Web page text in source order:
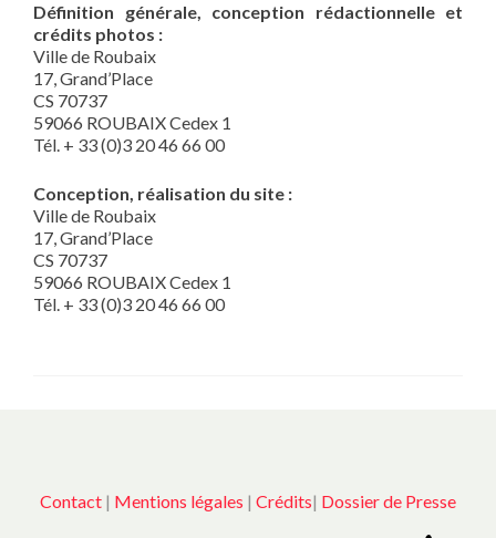
Définition générale, conception rédactionnelle et
crédits photos :
Ville de Roubaix
17, Grand’Place
CS 70737
59066 ROUBAIX Cedex 1
Tél. + 33 (0)3 20 46 66 00
Conception, réalisation du site :
Ville de Roubaix
17, Grand’Place
CS 70737
59066 ROUBAIX Cedex 1
Tél. + 33 (0)3 20 46 66 00
Contact | Mentions légales | Crédits| Dossier de Presse